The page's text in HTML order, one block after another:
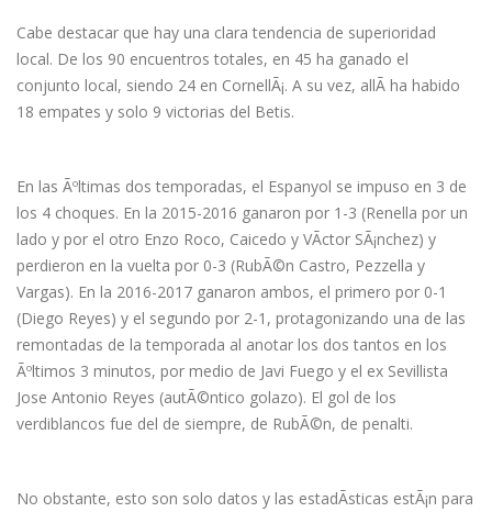
Cabe destacar que hay una clara tendencia de superioridad
local. De los 90 encuentros totales, en 45 ha ganado el
conjunto local, siendo 24 en CornellÃ¡. A su vez, allÃ­ ha habido
18 empates y solo 9 victorias del Betis.
En las Ãºltimas dos temporadas, el Espanyol se impuso en 3 de
los 4 choques. En la 2015-2016 ganaron por 1-3 (Renella por un
lado y por el otro Enzo Roco, Caicedo y VÃ­ctor SÃ¡nchez) y
perdieron en la vuelta por 0-3 (RubÃ©n Castro, Pezzella y
Vargas). En la 2016-2017 ganaron ambos, el primero por 0-1
(Diego Reyes) y el segundo por 2-1, protagonizando una de las
remontadas de la temporada al anotar los dos tantos en los
Ãºltimos 3 minutos, por medio de Javi Fuego y el ex Sevillista
Jose Antonio Reyes (autÃ©ntico golazo). El gol de los
verdiblancos fue del de siempre, de RubÃ©n, de penalti.
No obstante, esto son solo datos y las estadÃ­sticas estÃ¡n para